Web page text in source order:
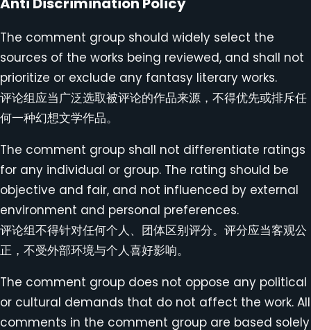
The comment group should widely select the
sources of the works being reviewed, and shall not
prioritize or exclude any fantasy literary works.
评论组应当广泛选取被评论的作品来源，不得优先或排斥任
何一种幻想文学作品。
The comment group shall not differentiate ratings
for any individual or group. The rating should be
objective and fair, and not influenced by external
environment and personal preferences.
评论组不得针对任何个人、团体区别评分。评分应当客观公
正，不受外部环境与个人喜好影响。
The comment group does not oppose any political
or cultural demands that do not affect the work. All
comments in the comment group are based solely